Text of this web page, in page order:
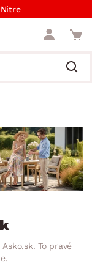
To pravé